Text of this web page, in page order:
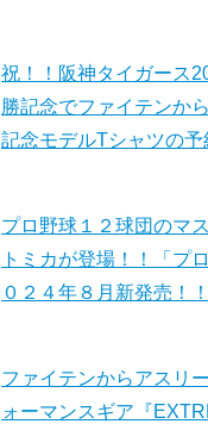
祝！！阪神タイガース
勝記念でファイテンか
記念モデルTシャツの予
プロ野球１２球団のマ
トミカが登場！！「プ
０２４年８月新発売！！
ファイテンからアスリ
ォーマンスギア『